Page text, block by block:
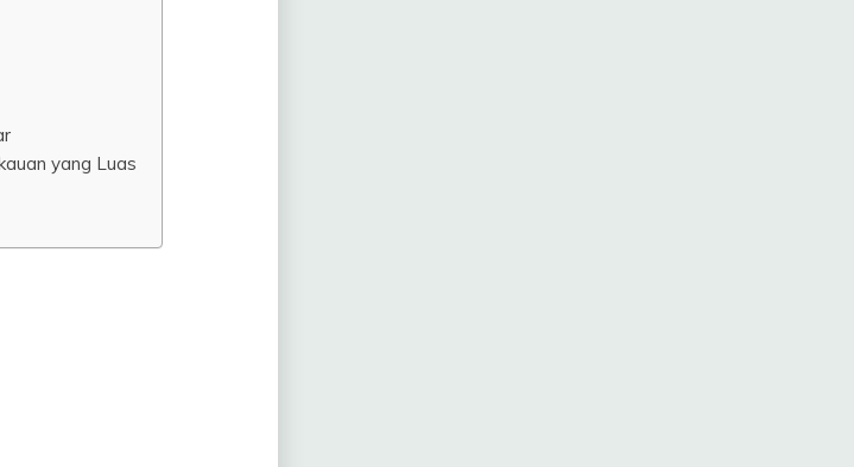
yang Luas